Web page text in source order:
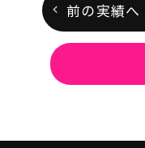
前の実績へ